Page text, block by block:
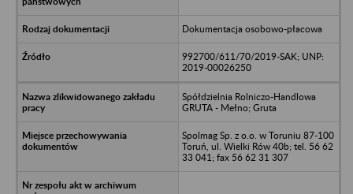
Dokumentacja osobowo-płacowa
992700/611/70/2019-SAK; UNP:
2019-00026250
Spółdzielnia Rolniczo-Handlowa
GRUTA - Mełno; Gruta
Spolmag Sp. z o.o. w Toruniu 87-100
Toruń, ul. Wielki Rów 40b; tel. 56 62
33 041; fax 56 62 31 307